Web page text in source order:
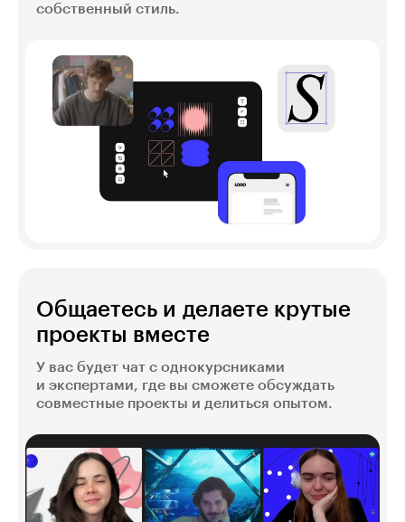
собственный стиль.
Общаетесь и делаете крутые
проекты вместе
У вас будет чат с однокурсниками
и экспертами, где вы сможете обсуждать
совместные проекты и делиться опытом.